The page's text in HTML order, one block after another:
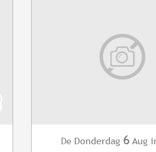
De Donderdag 6 Aug